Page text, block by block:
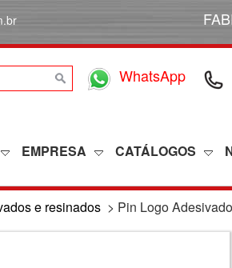
WhatsApp
EMPRESA CATÁLOGOS
e resinados > Pin Logo Adesivado